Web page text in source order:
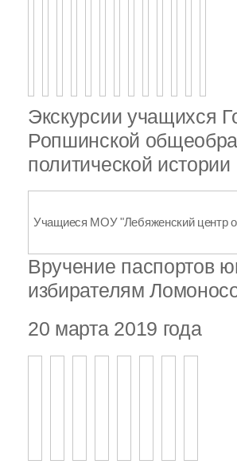
Экскурсии учащихся
Ропшинской
политической
Учащиеся МОУ "Лебяженский центр
Вручение паспортов
избирателям
20 марта 2019 года